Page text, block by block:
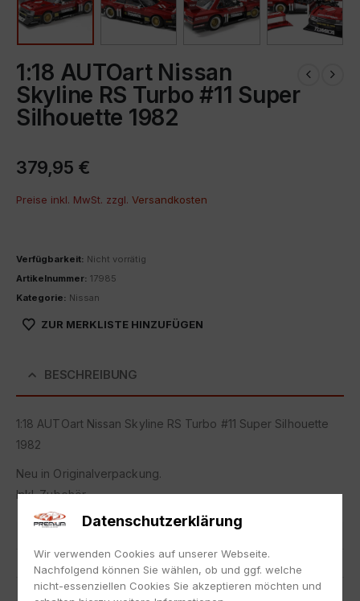
1:18 AUTOart Nissan
Skyline RS Turbo #11 Super
Silhouette 1982
379,95 €
Preise inkl. MwSt. zzgl. Versandkosten
Verfügbarkeit: Nicht vorrätig
Artikelnummer: 17985
Kategorie: Nissan
ZUR MERKLISTE HINZUFÜGEN
BESCHREIBUNG
1:18 AUTOart Nissan Skyline RS Turbo #11 Super Silhouette
1982
Neu in Originalverpackung.
Inkl. Zubehör.
Hersteller AUTOart
Datenschutzerklärung
Wir verwenden Cookies auf unserer Webseite.
Nachfolgend können Sie wählen, ob und ggf. welche
nicht-essenziellen Cookies Sie akzeptieren möchten und